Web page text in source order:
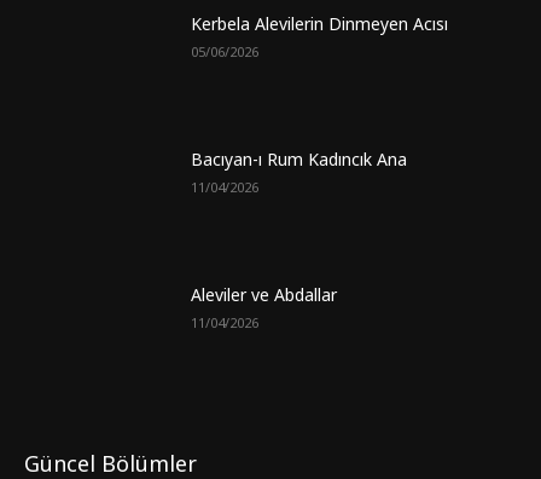
Kerbela Alevilerin Dinmeyen Acısı
05/06/2026
Bacıyan-ı Rum Kadıncık Ana
11/04/2026
Aleviler ve Abdallar
11/04/2026
Güncel Bölümler